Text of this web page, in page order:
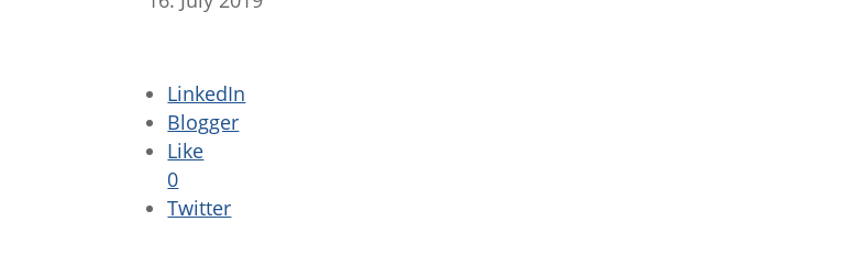
LinkedIn
Blogger
Like
0
Twitter